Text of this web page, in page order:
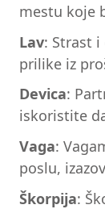
mestu koje
Lav: Strast i
prilike iz
Devica:
iskoristite
Vaga:
poslu,
Škorpija: